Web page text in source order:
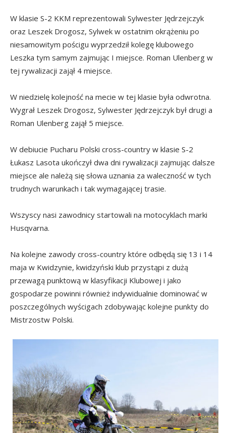
W klasie S-2 KKM reprezentowali Sylwester Jędrzejczyk
oraz Leszek Drogosz, Sylwek w ostatnim okrążeniu po
niesamowitym pościgu wyprzedził kolegę klubowego
Leszka tym samym zajmując I miejsce. Roman Ulenberg w
tej rywalizacji zajął 4 miejsce.
W niedzielę kolejność na mecie w tej klasie była odwrotna.
Wygrał Leszek Drogosz, Sylwester Jędrzejczyk był drugi a
Roman Ulenberg zajął 5 miejsce.
W debiucie Pucharu Polski cross-country w klasie S-2
Łukasz Lasota ukończył dwa dni rywalizacji zajmując dalsze
miejsce ale należą się słowa uznania za waleczność w tych
trudnych warunkach i tak wymagającej trasie.
Wszyscy nasi zawodnicy startowali na motocyklach marki
Husqvarna.
Na kolejne zawody cross-country które odbędą się 13 i 14
maja w Kwidzynie, kwidzyński klub przystąpi z dużą
przewagą punktową w klasyfikacji Klubowej i jako
gospodarze powinni również indywidualnie dominować w
poszczególnych wyścigach zdobywając kolejne punkty do
Mistrzostw Polski.